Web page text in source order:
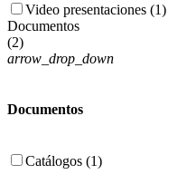
Video presentaciones (1)
Documentos
(2)
arrow_drop_down
Documentos
Catálogos (1)